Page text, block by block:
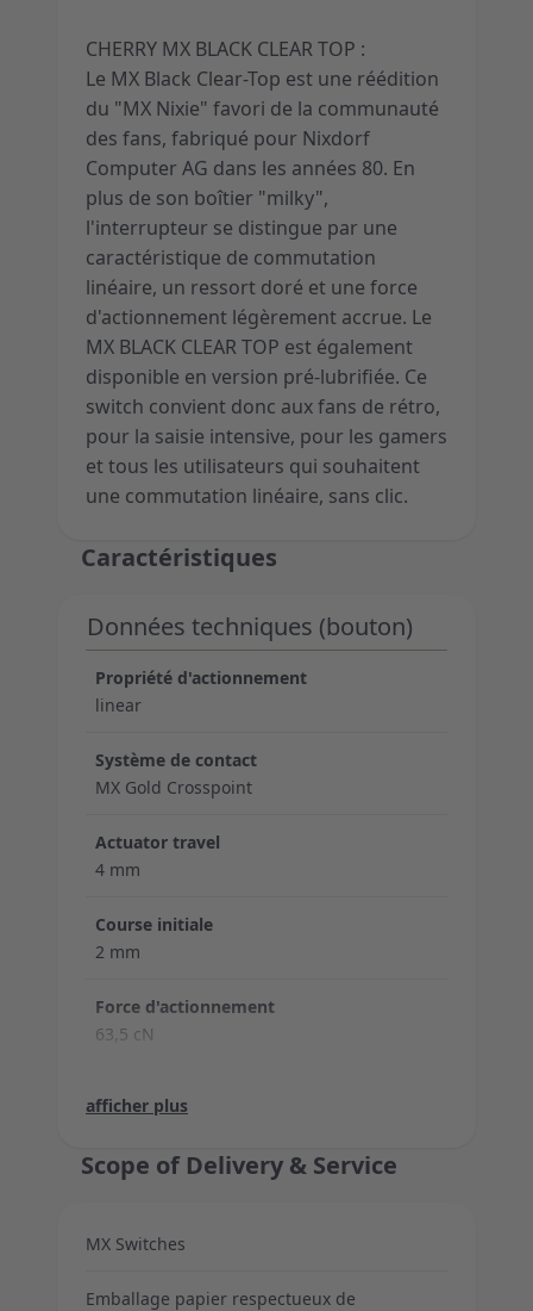
CHERRY MX BLACK CLEAR TOP :
Le MX Black Clear-Top est une réédition
du "MX Nixie" favori de la communauté
des fans, fabriqué pour Nixdorf
Computer AG dans les années 80. En
plus de son boîtier "milky",
l'interrupteur se distingue par une
caractéristique de commutation
linéaire, un ressort doré et une force
d'actionnement légèrement accrue. Le
MX BLACK CLEAR TOP est également
disponible en version pré-lubrifiée. Ce
switch convient donc aux fans de rétro,
pour la saisie intensive, pour les gamers
et tous les utilisateurs qui souhaitent
une commutation linéaire, sans clic.
Caractéristiques
Données techniques (bouton)
Propriété d'actionnement
linear
Système de contact
MX Gold Crosspoint
Actuator travel
4 mm
Course initiale
2 mm
Force d'actionnement
63,5 cN
30 cN
110 cN
Standard
afficher plus
Scope of Delivery & Service
MX Switches
Emballage papier respectueux de